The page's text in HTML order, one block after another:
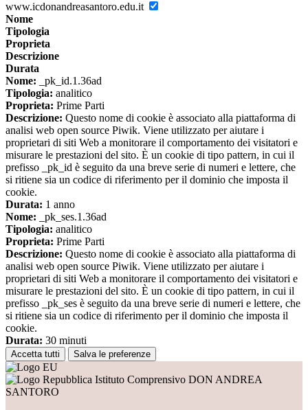
www.icdonandreasantoro.edu.it
Nome
Tipologia
Proprieta
Descrizione
Durata
Nome: _pk_id.1.36ad
Tipologia: analitico
Proprieta: Prime Parti
Descrizione: Questo nome di cookie è associato alla piattaforma di
analisi web open source Piwik. Viene utilizzato per aiutare i
proprietari di siti Web a monitorare il comportamento dei visitatori e
misurare le prestazioni del sito. È un cookie di tipo pattern, in cui il
prefisso _pk_id è seguito da una breve serie di numeri e lettere, che
si ritiene sia un codice di riferimento per il dominio che imposta il
cookie.
Durata: 1 anno
Nome: _pk_ses.1.36ad
Tipologia: analitico
Proprieta: Prime Parti
Descrizione: Questo nome di cookie è associato alla piattaforma di
analisi web open source Piwik. Viene utilizzato per aiutare i
proprietari di siti Web a monitorare il comportamento dei visitatori e
misurare le prestazioni del sito. È un cookie di tipo pattern, in cui il
prefisso _pk_ses è seguito da una breve serie di numeri e lettere, che
si ritiene sia un codice di riferimento per il dominio che imposta il
cookie.
Durata: 30 minuti
Accetta tutti Salva le preferenze
Istituto Comprensivo DON ANDREA
SANTORO